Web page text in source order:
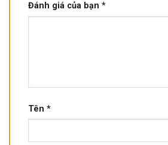
Đánh giá của bạn *
Tên *